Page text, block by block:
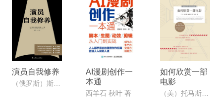
演员自我修养
（俄罗斯）斯坦尼斯拉夫斯基著,叶红译
AI漫剧创作一
本通
西羊石 秋叶 著
如何欣赏一部
电影
（美）托马斯•福斯特